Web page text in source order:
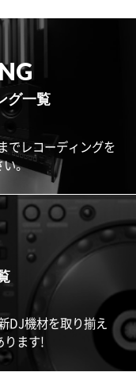
グ一覧
でレコーディングを
。
DJ機材を取り揃え
ります!